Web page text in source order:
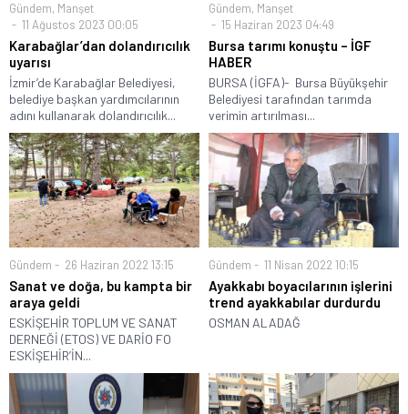
Gündem, Manşet
11 Ağustos 2023 00:05
Karabağlar’dan dolandırıcılık
uyarısı
İzmir’de Karabağlar Belediyesi,
belediye başkan yardımcılarının
adını kullanarak dolandırıcılık...
Gündem, Manşet
15 Haziran 2023 04:49
Bursa tarımı konuştu – İGF
HABER
BURSA (İGFA)- Bursa Büyükşehir
Belediyesi tarafından tarımda
verimin artırılması...
Gündem 26 Haziran 2022 13:15
Sanat ve doğa, bu kampta bir
araya geldi
ESKİŞEHİR TOPLUM VE SANAT
DERNEĞİ (ETOS) VE DARİO FO
ESKİŞEHİR’İN...
Gündem 11 Nisan 2022 10:15
Ayakkabı boyacılarının işlerini
trend ayakkabılar durdurdu
OSMAN ALADAĞ